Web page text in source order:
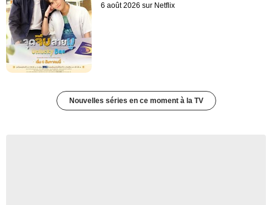
6 août 2026 sur Netflix
Nouvelles séries en ce moment à la TV